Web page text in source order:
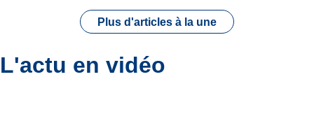
Plus d'articles à la une
L'actu en vidéo